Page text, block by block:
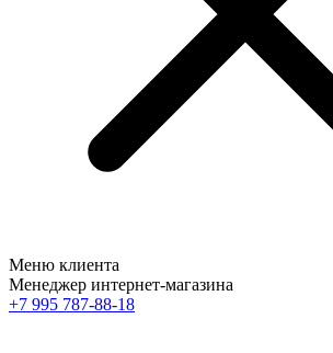
Меню клиента
Менеджер интернет-магазина
+7 995 787-88-18